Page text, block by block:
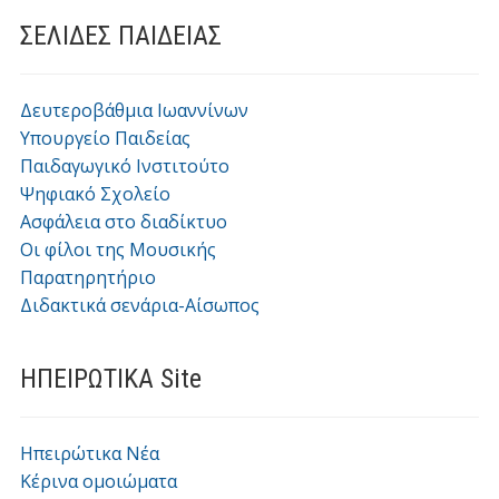
ΣΕΛΙΔΕΣ ΠΑΙΔΕΙΑΣ
Δευτεροβάθμια Ιωαννίνων
Υπουργείο Παιδείας
Παιδαγωγικό Ινστιτούτο
Ψηφιακό Σχολείο
Ασφάλεια στο διαδίκτυο
Οι φίλοι της Μουσικής
Παρατηρητήριο
Διδακτικά σενάρια-Αίσωπος
ΗΠΕΙΡΩΤΙΚΑ Site
Ηπειρώτικα Νέα
Κέρινα ομοιώματα